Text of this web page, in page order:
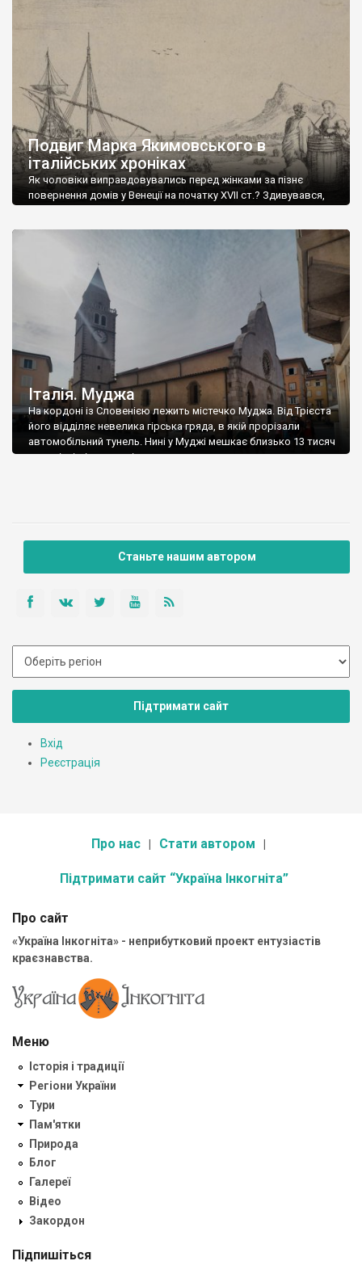
Його вже досліджували та описали українські […]
Подвиг Марка Якимовського в
італійських хроніках
Як чоловіки виправдовувались перед жінками за пізнє
повернення домів у Венеції на початку XVII ст.? Здивувався,
“…затримався, бо сидів до ночі за читанням «різних реляцій»,
Італія. Муджа
На кордоні із Словенією лежить містечко Муджа. Від Трієста
його відділяє невелика гірська гряда, в якій прорізали
автомобільний тунель. Нині у Муджі мешкає близько 13 тисяч
жителів, і місто зовсім невелике, хоча погуляти тут є де –
Станьте нашим автором
Підтримати сайт
Вхід
Реєстрація
Про нас Стати автором
Підтримати сайт “Україна Інкогніта”
Про сайт
«Україна Інкогніта» - неприбутковий проект ентузіастів
краєзнавства.
Меню
Історія і традиції
Регіони України
Тури
Пам'ятки
Природа
Блог
Галереї
Відео
Закордон
Підпишіться